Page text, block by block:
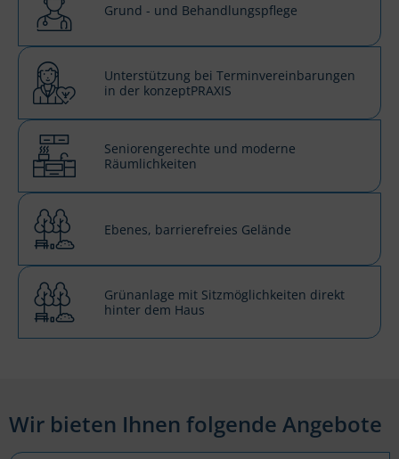
Grund - und Behandlungspflege
Unterstützung bei Terminvereinbarungen
in der konzeptPRAXIS
Seniorengerechte und moderne
Räumlichkeiten
Ebenes, barrierefreies Gelände
Grünanlage mit Sitzmöglichkeiten direkt
hinter dem Haus
Wir bieten Ihnen folgende Angebote